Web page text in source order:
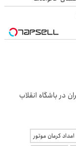
امداد کرمان موتور